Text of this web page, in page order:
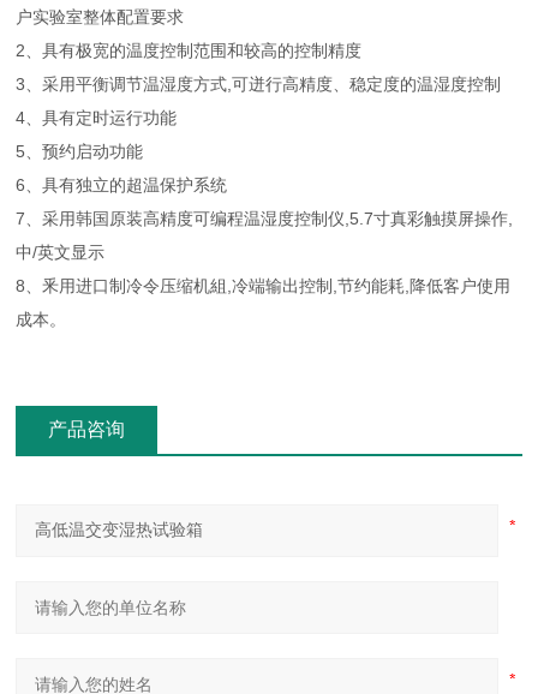
户实验室整体配置要求
2、具有极宽的温度控制范围和较高的控制精度
3、采用平衡调节温湿度方式,可迸行高精度、稳定度的温湿度控制
4、具有定时运行功能
5、预约启动功能
6、具有独立的超温保护系统
7、采用韩国原装高精度可编程温湿度控制仪,5.7寸真彩触摸屏操作,
中/英文显示
8、釆用进口制冷令压缩机組,冷端输出控制,节约能耗,降低客户使用
成本。
产品咨询